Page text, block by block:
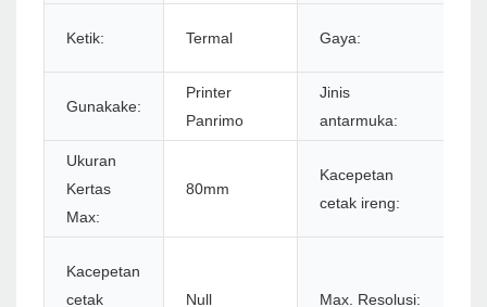
Ketik: Termal Gaya:
Gunakake:
Printer
Panrimo
Jinis
antarmuka:
Ukuran
Kertas
Max:
80mm
Kacepetan
cetak ireng:
Kacepetan
cetak
Null Max. Resolusi: